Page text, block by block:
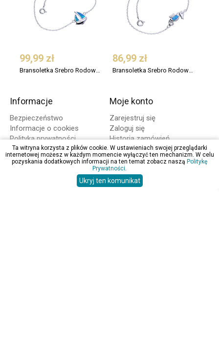
99,99 zł
Bransoletka Srebro Rodowane Niebieski Opal Żaglówka
86,99 zł
Bransoletka Srebro Rodowane Niebieski Opal Konik Morski
Informacje
Bezpieczeństwo
Informacje o cookies
Polityka prywatności
Mapa strony
Moje konto
Zarejestruj się
Zaloguj się
Historia zamówień
Zmiana danych
O firmie
Opinie
Ta witryna korzysta z plików cookie. W ustawieniach swojej przeglądarki
internetowej możesz w każdym momencie wyłączyć ten mechanizm. W celu
pozyskania dodatkowych informacji na ten temat zobacz naszą Politykę
Prywatności.
Ukryj ten komunikat